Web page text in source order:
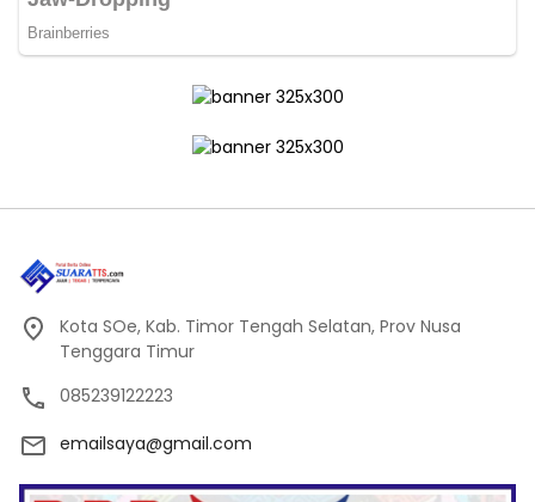
Kota SOe, Kab. Timor Tengah Selatan, Prov Nusa
Tenggara Timur
085239122223
emailsaya@gmail.com